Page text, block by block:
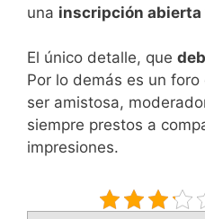
una inscripción
El único detalle, que
Por lo demás es un
ser amistosa,
siempre prestos a
impresiones.